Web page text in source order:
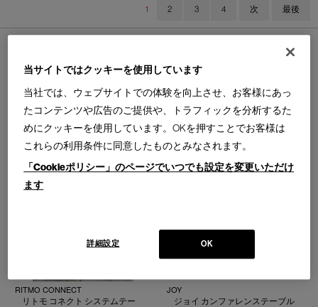
1 2 3 4 次 最後
BROAD desk side cabinet type
デスク
Design : IXC R&D
PLATO
プラトー キャビネット
Design : GAMFRATESI
IXC
RITMO CONNECT
リトモ コネクト システムテー
JOY
ジョイ カンファレンステーブル
当サイトではクッキーを使用しています
当社では、ウェブサイトでの体験を向上させ、お客様にあっ
たコンテンツや広告のご提供や、トラフィックを分析するた
めにクッキーを使用しています。OKを押すことでお客様は
これらの利用条件に同意したものとみなされます。
「Cookieポリシー」のページでいつでも設定を変更いただけ
ます
OK
詳細設定